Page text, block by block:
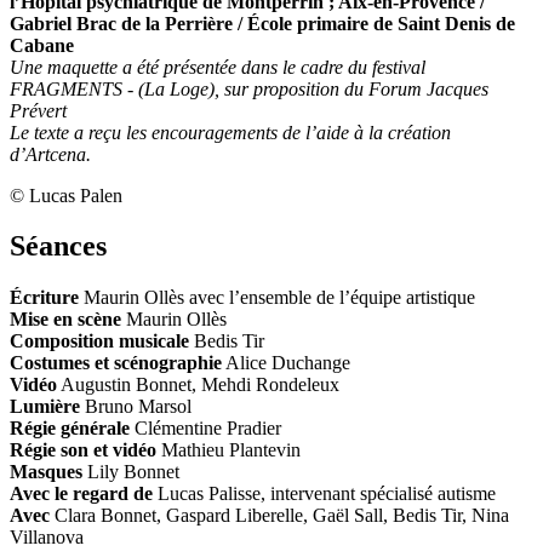
Gabriel Brac de la Perrière / École primaire de Saint Denis de
Cabane
Une maquette a été présentée dans le cadre du festival
FRAGMENTS - (La Loge), sur proposition du Forum Jacques
Prévert
Le texte a reçu les encouragements de l’aide à la création
d’Artcena.
© Lucas Palen
Séances
Écriture Maurin Ollès avec l’ensemble de l’équipe artistique
Mise en scène Maurin Ollès
Composition musicale Bedis Tir
Costumes et scénographie Alice Duchange
Vidéo Augustin Bonnet, Mehdi Rondeleux
Lumière Bruno Marsol
Régie générale Clémentine Pradier
Régie son et vidéo Mathieu Plantevin
Masques Lily Bonnet
Avec le regard de Lucas Palisse, intervenant spécialisé autisme
Avec Clara Bonnet, Gaspard Liberelle, Gaël Sall, Bedis Tir, Nina
Villanova